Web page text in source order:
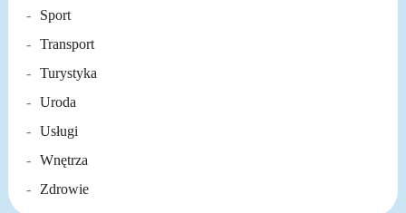
Sport
Transport
Turystyka
Uroda
Usługi
Wnętrza
Zdrowie